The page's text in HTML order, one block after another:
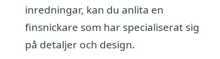
inredningar, kan du anlita en
finsnickare som har specialiserat sig
på detaljer och design.